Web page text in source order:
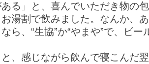
る」と、喜んでいただき物の
湯割で飲みました。なんか、
ら、“生協”か“やまや”で、ビ
と、感じながら飲んで寝こんだ